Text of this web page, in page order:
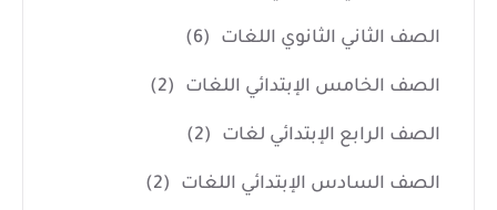
الصف الثاني الثانوي اللغات (6)
الصف الخامس الإبتدائي اللغات (2)
الصف الرابع الإبتدائي لغات (2)
الصف السادس الإبتدائي اللغات (2)